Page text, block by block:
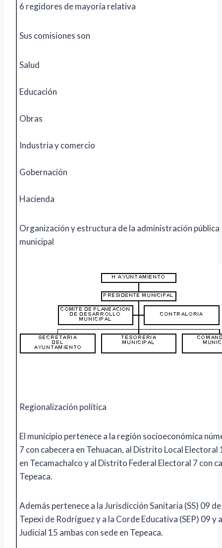
6 regidores de mayoría relativa
Sus comisiones son
Salud
Educación
Obras
Industria y comercio
Gobernación
Hacienda
Organización y estructura de la administración pública
municipal
Regionalización política
El municipio pertenece a la región socioeconómica
7 con cabecera en Tehuacan, al Distrito Local Electoral
en Tecamachalco y al Distrito Federal Electoral 7 con
Tepeaca.
Además pertenece a la Jurisdicción Sanitaria (SS) 09 de
Tepexi de Rodríguez y a la Corde Educativa (SEP) 09 y
Judicial 15 ambas con sede en Tepeaca.